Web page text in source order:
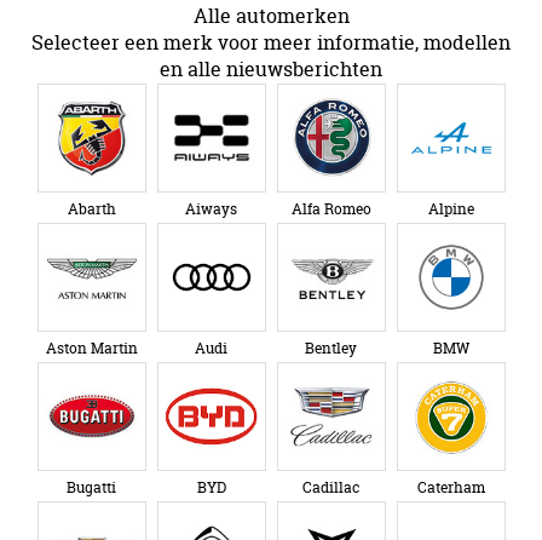
Alle automerken
Selecteer een merk voor meer informatie, modellen
en alle nieuwsberichten
Abarth Aiways Alfa Romeo Alpine
Aston Martin Audi Bentley BMW
Bugatti BYD Cadillac Caterham